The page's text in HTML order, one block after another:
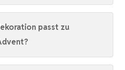
passt zu